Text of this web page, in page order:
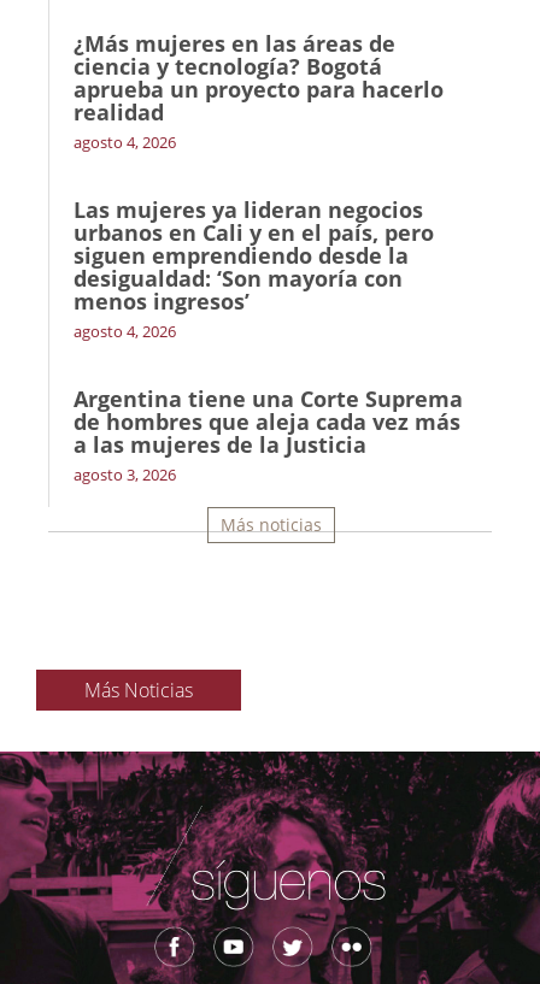
¿Más mujeres en las áreas de
ciencia y tecnología? Bogotá
aprueba un proyecto para hacerlo
realidad
agosto 4, 2026
Las mujeres ya lideran negocios
urbanos en Cali y en el país, pero
siguen emprendiendo desde la
desigualdad: ‘Son mayoría con
menos ingresos’
agosto 4, 2026
Argentina tiene una Corte Suprema
de hombres que aleja cada vez más
a las mujeres de la Justicia
agosto 3, 2026
Más noticias
Más Noticias